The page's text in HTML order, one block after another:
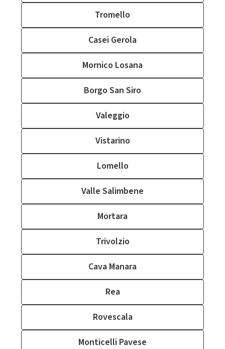
Tromello
Casei Gerola
Mornico Losana
Borgo San Siro
Valeggio
Vistarino
Lomello
Valle Salimbene
Mortara
Trivolzio
Cava Manara
Rea
Rovescala
Monticelli Pavese